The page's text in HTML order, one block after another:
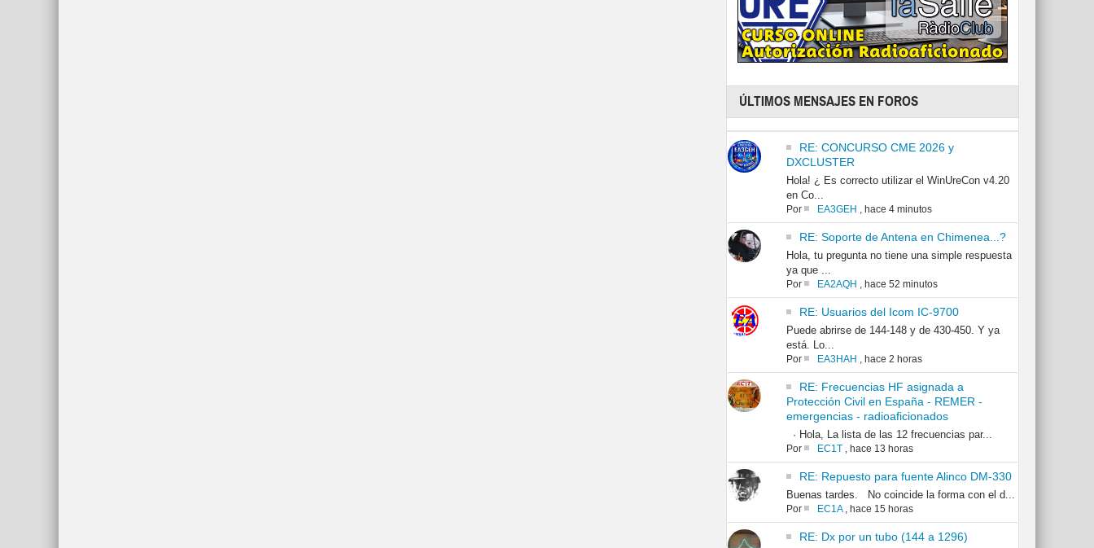
ÚLTIMOS MENSAJES EN FOROS
RE: CONCURSO CME 2026 y
DXCLUSTER
Hola! ¿ Es correcto utilizar el WinUreCon v4.20
en Co...
Por EA3GEH , hace 4 minutos
RE: Soporte de Antena en Chimenea...?
Hola, tu pregunta no tiene una simple respuesta
ya que ...
Por EA2AQH , hace 52 minutos
RE: Usuarios del Icom IC-9700
Puede abrirse de 144-148 y de 430-450. Y ya
está. Lo...
Por EA3HAH , hace 2 horas
RE: Frecuencias HF asignada a
Protección Civil en España - REMER -
emergencias - radioaficionados
· Hola, La lista de las 12 frecuencias par...
Por EC1T, hace 13 horas
RE: Repuesto para fuente Alinco DM-330
Buenas tardes. No coincide la forma con el d...
Por EC1A, hace 15 horas
RE: Dx por un tubo (144 a 1296)